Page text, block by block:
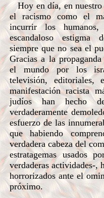
Hoy en día, en nuestro
el racismo como el
incurrir los
escandaloso estigma
siempre que no sea el
Gracias a la
el mundo por los
televisión, editoriales,
manifestación racista
judíos han hecho
verdaderamente
esfuerzo de las
que habiendo
verdadera cabeza del
estratagemas usados
verdaderas actividades-,
horrorizados ante el
próximo.